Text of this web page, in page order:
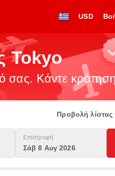
USD
Tokyo
σας. Κάντε
Προβολή
Επιστροφή
Σάβ 8 Αυγ 2026